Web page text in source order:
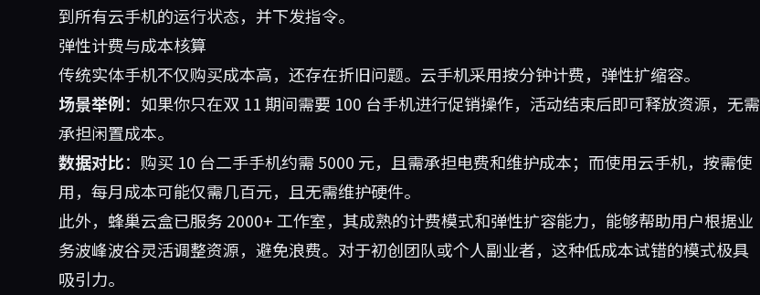
到所有云手机的运行状态，并下发指令。
弹性计费与成本核算
传统实体手机不仅购买成本高，还存在折旧问题。云手机采用按分钟计费，弹性扩缩容。
场景举例：如果你只在双 11 期间需要 100 台手机进行促销操作，活动结束后即可释放资源，无需
承担闲置成本。
数据对比：购买 10 台二手手机约需 5000 元，且需承担电费和维护成本；而使用云手机，按需使
用，每月成本可能仅需几百元，且无需维护硬件。
此外，蜂巢云盒已服务 2000+ 工作室，其成熟的计费模式和弹性扩容能力，能够帮助用户根据业
务波峰波谷灵活调整资源，避免浪费。对于初创团队或个人副业者，这种低成本试错的模式极具
吸引力。